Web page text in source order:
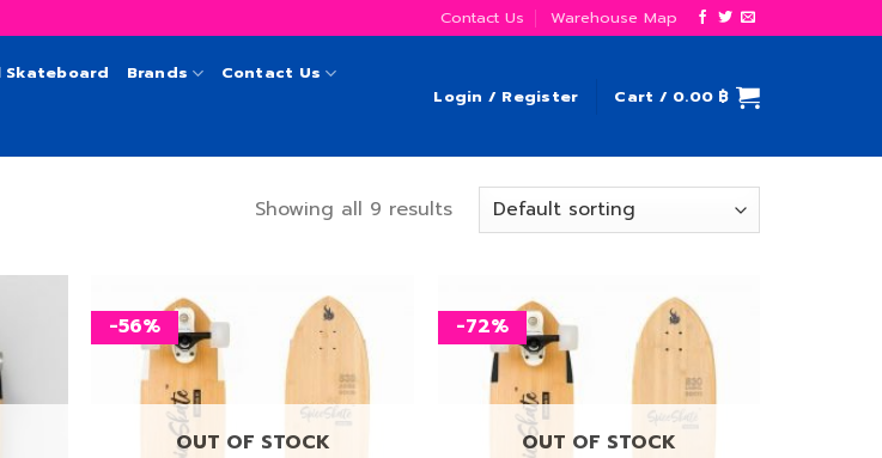
Contact Us Warehouse Map
Skateboard Brands Contact Us
Login / Register Cart / 0.00 ฿
Showing all 9 results
สิ่งที่
-56%
สิ่งที่
OUT OF STOCK
-72%
เพิ่ม
สิ่งที่
OUT OF STOCK